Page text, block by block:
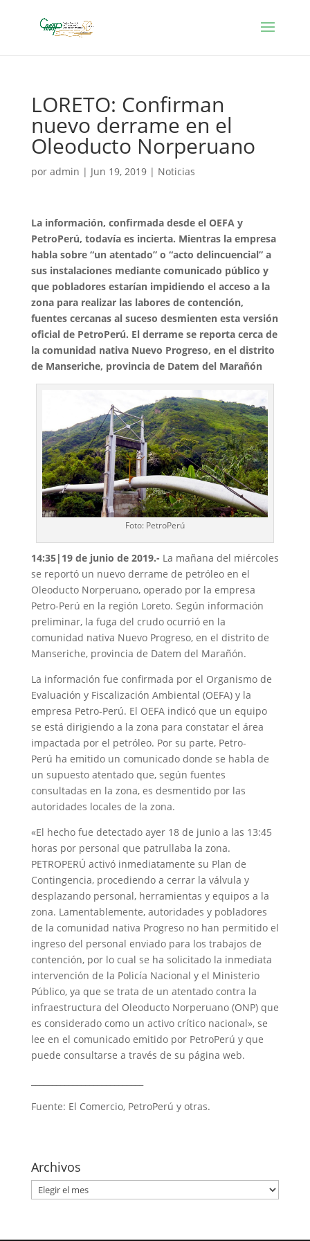
LORETO: Confirman
nuevo derrame en el
Oleoducto Norperuano
por admin | Jun 19, 2019| Noticias
La información, confirmada desde el OEFA y
PetroPerú, todavía es incierta. Mientras la empresa
habla sobre “un atentado” o “acto delincuencial” a
sus instalaciones mediante comunicado público y
que pobladores estarían impidiendo el acceso a la
zona para realizar las labores de contención,
fuentes cercanas al suceso desmienten esta versión
oficial de PetroPerú. El derrame se reporta cerca de
la comunidad nativa Nuevo Progreso, en el distrito
de Manseriche, provincia de Datem del Marañón
Foto: PetroPerú
14:35|19 de junio de 2019.- La mañana del miércoles
se reportó un nuevo derrame de petróleo en el
Oleoducto Norperuano, operado por la empresa
Petro-Perú en la región Loreto. Según información
preliminar, la fuga del crudo ocurrió en la
comunidad nativa Nuevo Progreso, en el distrito de
Manseriche, provincia de Datem del Marañón.
La información fue confirmada por el Organismo de
Evaluación y Fiscalización Ambiental (OEFA) y la
empresa Petro-Perú. El OEFA indicó que un equipo
se está dirigiendo a la zona para constatar el área
impactada por el petróleo. Por su parte, Petro-
Perú ha emitido un comunicado donde se habla de
un supuesto atentado que, según fuentes
consultadas en la zona, es desmentido por las
autoridades locales de la zona.
«El hecho fue detectado ayer 18 de junio a las 13:45
horas por personal que patrullaba la zona.
PETROPERÚ activó inmediatamente su Plan de
Contingencia, procediendo a cerrar la válvula y
desplazando personal, herramientas y equipos a la
zona. Lamentablemente, autoridades y pobladores
de la comunidad nativa Progreso no han permitido el
ingreso del personal enviado para los trabajos de
contención, por lo cual se ha solicitado la inmediata
intervención de la Policía Nacional y el Ministerio
Público, ya que se trata de un atentado contra la
infraestructura del Oleoducto Norperuano (ONP) que
es considerado como un activo crítico nacional», se
lee en el comunicado emitido por PetroPerú y que
puede consultarse a través de su página web.
Fuente: El Comercio, PetroPerú y otras.
Archivos
Archivos